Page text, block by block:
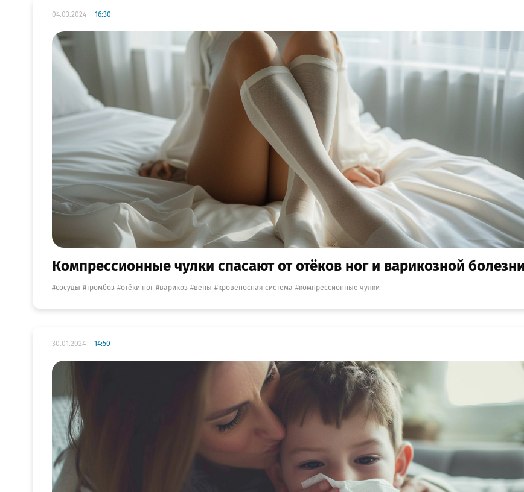
04.03.2024 16:30
Компрессионные чулки спасают от отёков ног и варикозной болезни
сосуды тромбоз отёки ног варикоз вены кровеносная система компрессионные чулки
30.01.2024 14:50